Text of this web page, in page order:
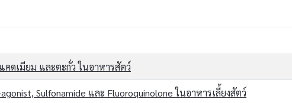
ดเมียม และตะกั่ว ในอาหารสัตว์
Sulfonamide และ Fluoroquinolone ในอาหารเลี้ยงสัตว์